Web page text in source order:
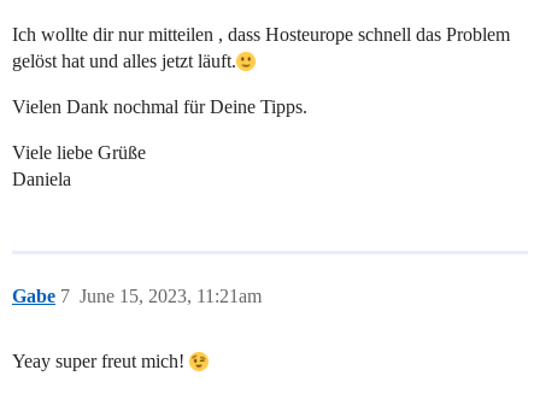
Ich wollte dir nur mitteilen , dass Hosteurope schnell das Problem
gelöst hat und alles jetzt läuft.
Vielen Dank nochmal für Deine Tipps.
Viele liebe Grüße
Daniela
Gabe June 15, 2023, 11:21am
7
Yeay super freut mich!